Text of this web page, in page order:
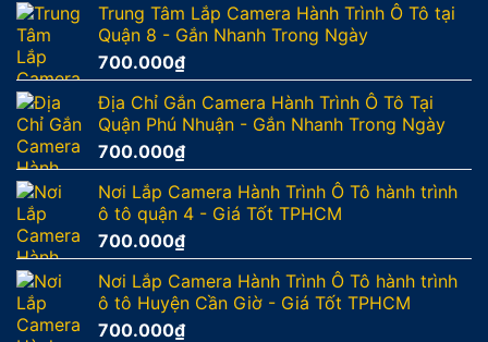
Trung Tâm Lắp Camera Hành Trình Ô Tô tại
Quận 8 - Gắn Nhanh Trong Ngày
700.000₫
Địa Chỉ Gắn Camera Hành Trình Ô Tô Tại
Quận Phú Nhuận - Gắn Nhanh Trong Ngày
700.000₫
Nơi Lắp Camera Hành Trình Ô Tô hành trình
ô tô quận 4 - Giá Tốt TPHCM
700.000₫
Nơi Lắp Camera Hành Trình Ô Tô hành trình
ô tô Huyện Cần Giờ - Giá Tốt TPHCM
700.000₫